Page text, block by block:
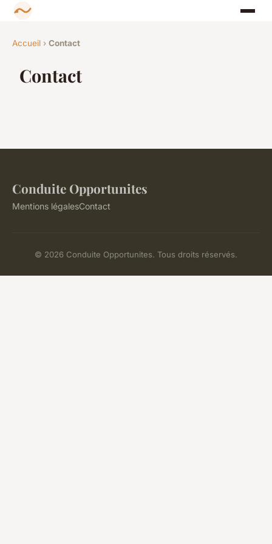
Accueil › Contact
Contact
Conduite Opportunites
Mentions légalesContact
© 2026 Conduite Opportunites. Tous droits réservés.